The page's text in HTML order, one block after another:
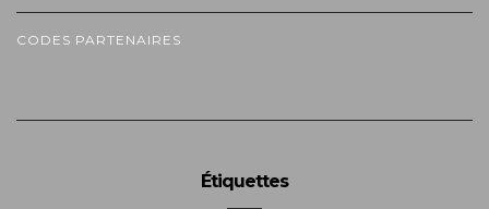
CODES PARTENAIRES
Étiquettes